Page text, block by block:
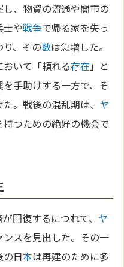
、物資の流通や闇市の
士や戦争で帰る家を失っ
り、その数は急増した。
おいて「頼れる存在 」と
手助けする一方で、そ
。戦後の混乱期は、 ヤ
つための絶好の機会で
回復するにつれて、 ヤ
スを見出した。その一
の日本は再建のために多